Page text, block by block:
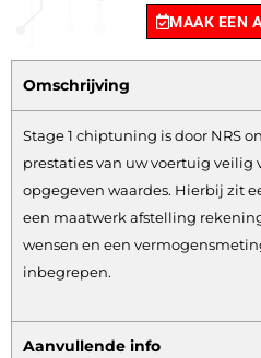
MAAK EEN
Omschrijving
Stage 1 chiptuning is door NRS
prestaties van uw voertuig veilig
opgegeven waardes. Hierbij zit
een maatwerk afstelling
wensen en een
inbegrepen.
Aanvullende info